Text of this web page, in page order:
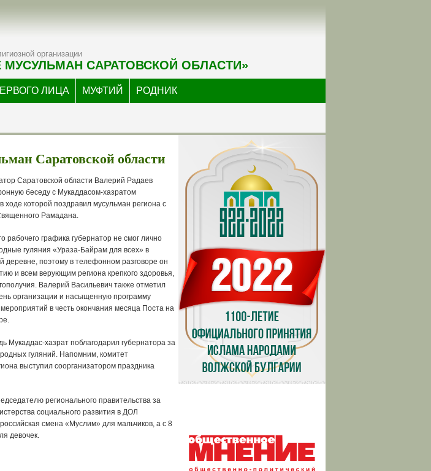
организации
МУСУЛЬМАН САРАТОВСКОЙ ОБЛАСТИ»
ЛИЦА МУФТИЙ РОДНИК
Саратовской области
Саратовской области Валерий Радаев
беседу с Мукаддасом-хазратом
ходе которой поздравил мусульман региона с
Рамадана.
рабочего графика губернатор не смог лично
гуляния «Ураза-Байрам для всех» в
деревне, поэтому в телефонном разговоре он
и всем верующим региона крепкого здоровья,
Валерий Васильевич также отметил
организации и насыщенную программу
в честь окончания месяца Поста на
Мукаддас-хазрат поблагодарил губернатора за
гуляний. Напомним, комитет
выступил соорганизатором праздника
регионального правительства за
социального развития в ДОЛ
смена «Муслим» для мальчиков, а с 8
девочек.